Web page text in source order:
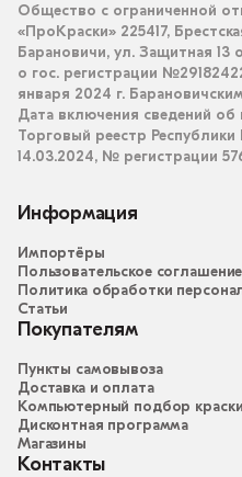
Общество с ограниченной
«ПроКраски» 225417,
Барановичи, ул. Защитная 13
о гос. регистрации
января 2024 г.
Дата включения сведений об
Торговый реестр Республики
14.03.2024, № регистрации
Информация
Импортёры
Пользовательское соглашение
Политика обработки
Статьи
Покупателям
Пункты самовывоза
Доставка и оплата
Компьютерный подбор краски
Дисконтная программа
Магазины
Контакты